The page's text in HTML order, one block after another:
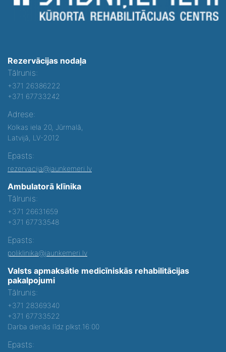
Rezervācijas nodaļa
Tālrunis:
+371 26386222
+371 67733242
Adrese:
Kolkas iela 20, Jūrmalā,
Latvijā, LV-2012
Epasts:
rezervacija@jaunkemeri.lv
Ambulatorā klīnika
Tālrunis:
+371 26631659
+371 67733548
Epasts:
poliklinika@jaunkemeri.lv
Valsts apmaksātie medicīniskās rehabilitācijas
pakalpojumi
Tālrunis:
+371 28369340
+371 67733522
Darba dienās līdz plkst.16:00
Epasts: